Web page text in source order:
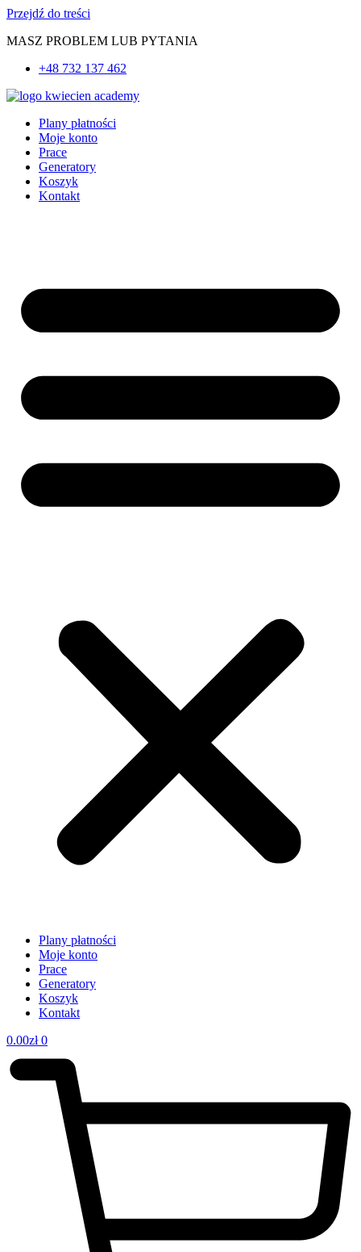
Przejdź do treści
MASZ PROBLEM LUB PYTANIA
+48 732 137 462
Plany płatności
Moje konto
Prace
Generatory
Koszyk
Kontakt
Plany płatności
Moje konto
Prace
Generatory
Koszyk
Kontakt
0.00zł 0